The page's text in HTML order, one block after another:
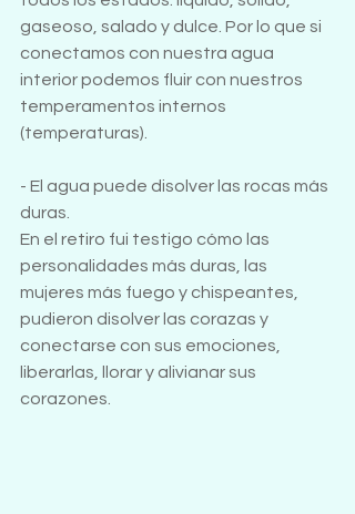
gaseoso, salado y dulce. Por lo que si
conectamos con nuestra agua
interior podemos fluir con nuestros
temperamentos internos
(temperaturas).
- El agua puede disolver las rocas más
duras.
En el retiro fui testigo cómo las
personalidades más duras, las
mujeres más fuego y chispeantes,
pudieron disolver las corazas y
conectarse con sus emociones,
liberarlas, llorar y alivianar sus
corazones.